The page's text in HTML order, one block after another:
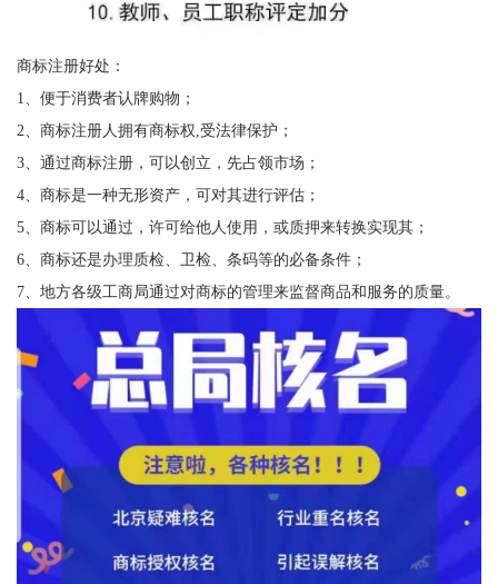
商标注册好处：
1、便于消费者认牌购物；
2、商标注册人拥有商标权,受法律保护；
3、通过商标注册，可以创立，先占领市场；
4、商标是一种无形资产，可对其进行评估；
5、商标可以通过，许可给他人使用，或质押来转换实现其；
6、商标还是办理质检、卫检、条码等的必备条件；
7、地方各级工商局通过对商标的管理来监督商品和服务的质量。